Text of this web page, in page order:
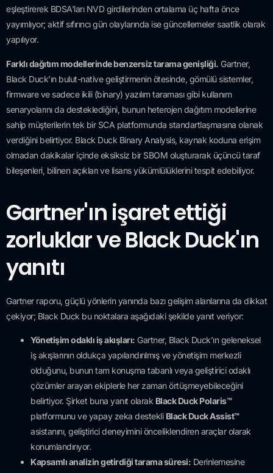
eşleştirerek BDSA’ları NVD girdilerinden ortalama üç hafta önce
yayımlıyor; aktif sıfırıncı gün olaylarında ise güncellemeler saatlik olarak
yapılıyor.
Farklı dağıtım modellerinde benzersiz tarama genişliği. Gartner,
Black Duck’ın bulut-native geliştirmenin ötesinde, gömülü sistemler,
firmware ve sadece ikili (binary) yazılım taraması gibi kullanım
senaryolarını da desteklediğini, bunun heterojen dağıtım modellerine
sahip müşterilerin tek bir SCA platformunda standartlaşmasına olanak
verdiğini belirtiyor. Black Duck Binary Analysis, kaynak koduna erişim
olmadan dakikalar içinde eksiksiz bir SBOM oluşturarak üçüncü taraf
bileşenleri, bilinen açıkları ve lisans yükümlülüklerini tespit edebiliyor.
Gartner'ın işaret ettiği
zorluklar ve Black Duck'ın
yanıtı
Gartner raporu, güçlü yönlerin yanında bazı gelişim alanlarına da dikkat
çekiyor; Black Duck bu noktalara aşağıdaki şekilde yanıt veriyor:
Yönetişim odaklı iş akışları: Gartner, Black Duck’ın geleneksel
iş akışlarının oldukça yapılandırılmış ve yönetişim merkezli
olduğunu, bunun tam konuşma tabanlı veya geliştirici odaklı
çözümler arayan ekiplerle her zaman örtüşmeyebileceğini
belirtiyor. Şirket buna yanıt olarak Black Duck Polaris™
platformunu ve yapay zeka destekli Black Duck Assist™
asistanını, geliştirici deneyimini önceliklendiren araçlar olarak
konumlandırıyor.
Kapsamlı analizin getirdiği tarama süresi: Derinlemesine